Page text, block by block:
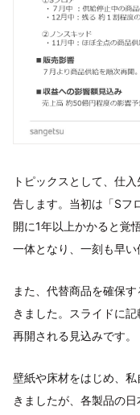
トピックスとして、仕
告します。当初は「Sフ
開に1年以上かかると覚
一体となり、一刻も早い
また、代替商品を確保
きました。スライドに
再開される見込みです。
壁紙や床材をはじめ、
きましたが、各製品の